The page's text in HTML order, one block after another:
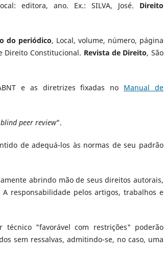
editora, ano. Ex.: SILVA, José. Direito
do periódico, Local, volume, número, página
Direito Constitucional. Revista de Direito, São
e as diretrizes fixadas no Manual de
peer review".
de adequá-los às normas de seu padrão
abrindo mão de seus direitos autorais,
responsabilidade pelos artigos, trabalhos e
"favorável com restrições" poderão
sem ressalvas, admitindo-se, no caso, uma